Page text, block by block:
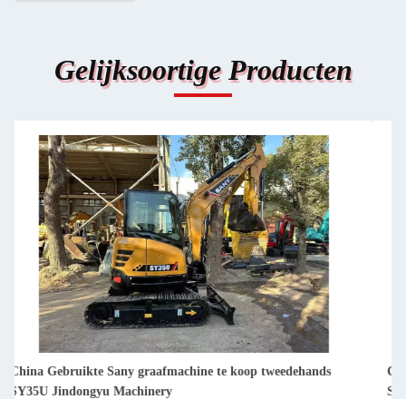
Gelijksoortige Producten
China Gebruikte Sany graafmachine te koop tweedehands
SY305H Jindongyu Machinery